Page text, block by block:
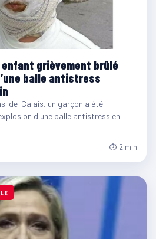
grièvement brûlé
balle antistress
de-Calais, un garçon a été
d'une balle antistress en
⏱ 2 min